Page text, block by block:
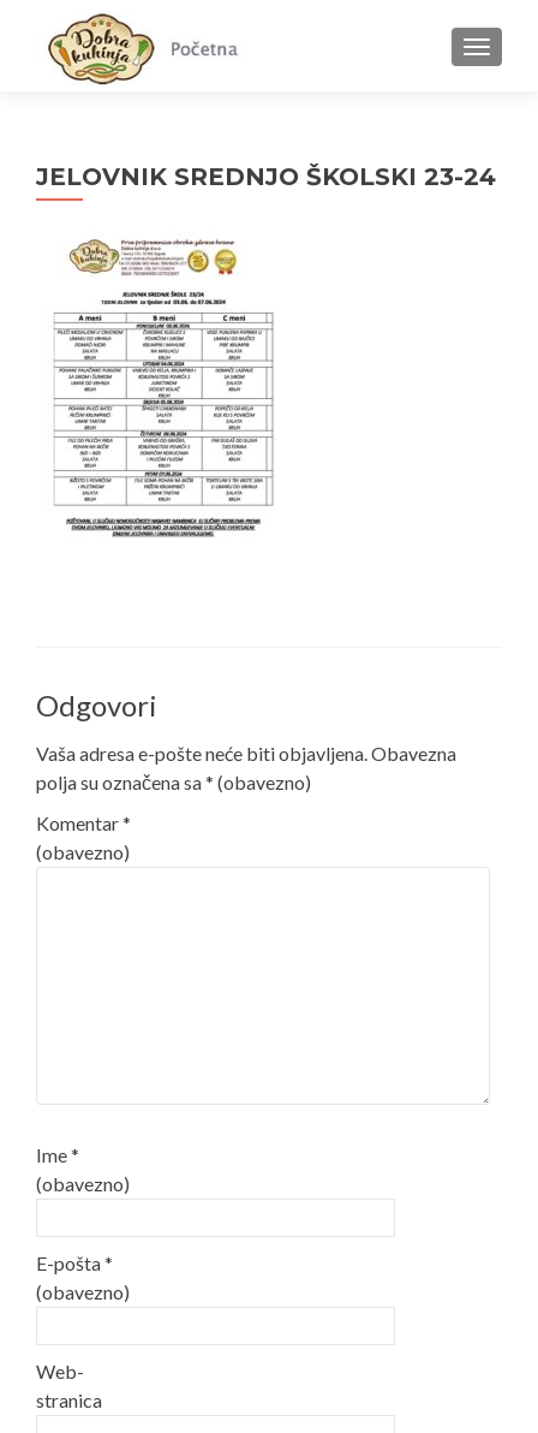
MENU
JELOVNIK SREDNJO ŠKOLSKI 23-24
Odgovori
Vaša adresa e-pošte neće biti objavljena.Obavezna
polja su označena sa* (obavezno)
Komentar*
(obavezno)
Ime*
(obavezno)
E-pošta*
(obavezno)
Web-
stranica